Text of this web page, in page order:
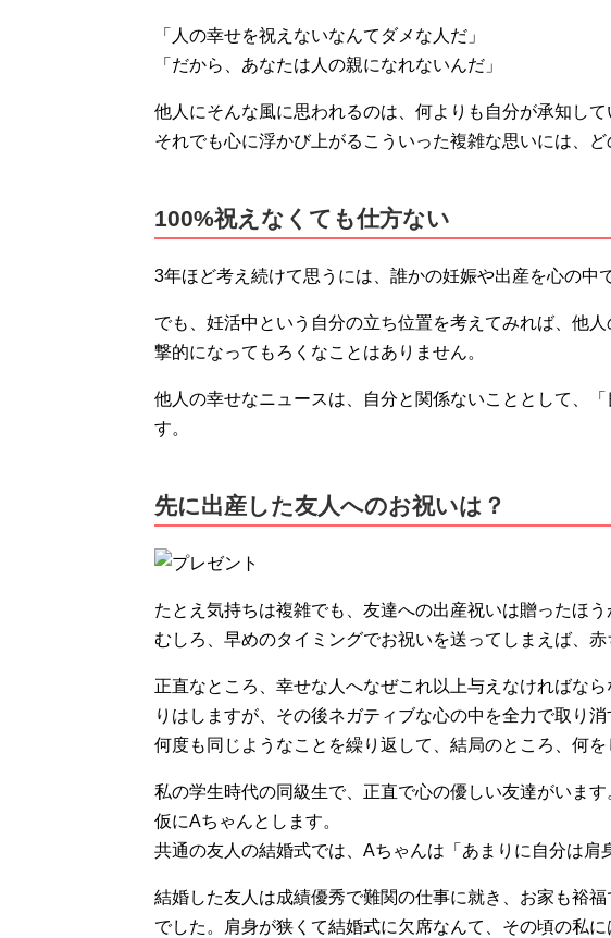
「人の幸せを祝えないなんてダメな人だ」
「だから、あなたは人の親になれないんだ」
他人にそんな風に思われるのは、何よりも自分が承知して
それでも心に浮かび上がるこういった複雑な思いには、
100%祝えなくても仕方ない
3年ほど考え続けて思うには、誰かの妊娠や出産を心の中
でも、妊活中という自分の立ち位置を考えてみれば、他
撃的になってもろくなことはありません。
他人の幸せなニュースは、自分と関係ないこととして、
す。
先に出産した友人へのお祝いは？
たとえ気持ちは複雑でも、友達への出産祝いは贈ったほう
むしろ、早めのタイミングでお祝いを送ってしまえば、赤
正直なところ、幸せな人へなぜこれ以上与えなければな
りはしますが、その後ネガティブな心の中を全力で取り消
何度も同じようなことを繰り返して、結局のところ、何
私の学生時代の同級生で、正直で心の優しい友達がいます
仮にAちゃんとします。
共通の友人の結婚式では、Aちゃんは「あまりに自分は肩
結婚した友人は成績優秀で難関の仕事に就き、お家も裕
でした。肩身が狭くて結婚式に欠席なんて、その頃の私